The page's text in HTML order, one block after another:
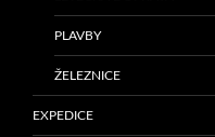
PLAVBY
ŽELEZNICE
EXPEDICE